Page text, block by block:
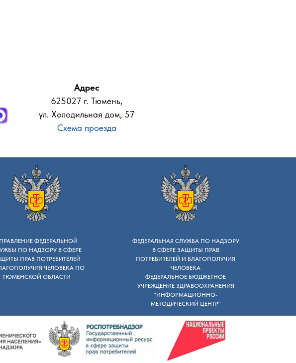
Адрес
625027 г. Тюмень,
ул. Холодильная дом, 57
Схема проезда
ФЕДЕРАЛЬНОЙ
ПО НАДЗОРУ B СФЕРЕ
ПРАВ ПОТРЕБИТЕЛЕЙ
ЧЕЛОВЕКА ПО
ТЮМЕНСКОЙ ОБЛАСТИ
ФЕДЕРАЛЬНАЯ СЛУЖБА ПО НАДЗОРУ
B СФЕРЕ ЗАЩИТЫ ПРАВ
ПОТРЕБИТЕЛЕЙ И БЛАГОПОЛУЧИЯ
ЧЕЛОВЕКА
ФЕДЕРАЛЬНОЕ БЮДЖЕТНОЕ
УЧРЕЖДЕНИЕ ЗДРАВООХРАНЕНИЯ
"ИНФОРМАЦИОННО-
МЕТОДИЧЕСКИЙ ЦЕНТР"